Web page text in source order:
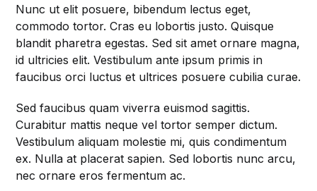
Nunc ut elit posuere, bibendum lectus eget,
commodo tortor. Cras eu lobortis justo. Quisque
blandit pharetra egestas. Sed sit amet ornare magna,
id ultricies elit. Vestibulum ante ipsum primis in
faucibus orci luctus et ultrices posuere cubilia curae.
Sed faucibus quam viverra euismod sagittis.
Curabitur mattis neque vel tortor semper dictum.
Vestibulum aliquam molestie mi, quis condimentum
ex. Nulla at placerat sapien. Sed lobortis nunc arcu,
nec ornare eros fermentum ac.